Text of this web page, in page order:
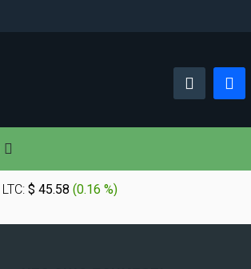
LTC: $ 45.58 (0.16 %)